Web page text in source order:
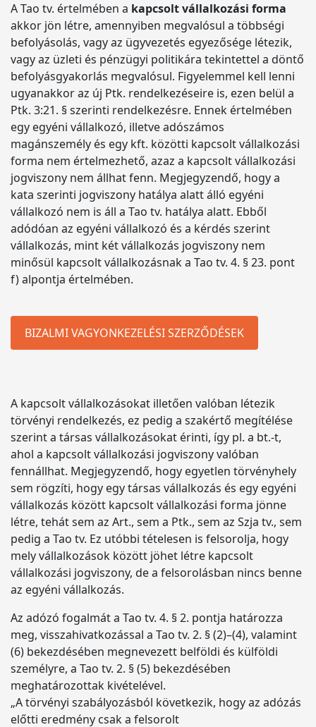
A Tao tv. értelmében a kapcsolt vállalkozási forma
akkor jön létre, amennyiben megvalósul a többségi
befolyásolás, vagy az ügyvezetés egyezősége létezik,
vagy az üzleti és pénzügyi politikára tekintettel a döntő
befolyásgyakorlás megvalósul. Figyelemmel kell lenni
ugyanakkor az új Ptk. rendelkezéseire is, ezen belül a
Ptk. 3:21. § szerinti rendelkezésre. Ennek értelmében
egy egyéni vállalkozó, illetve adószámos
magánszemély és egy kft. közötti kapcsolt vállalkozási
forma nem értelmezhető, azaz a kapcsolt vállalkozási
jogviszony nem állhat fenn. Megjegyzendő, hogy a
kata szerinti jogviszony hatálya alatt álló egyéni
vállalkozó nem is áll a Tao tv. hatálya alatt. Ebből
adódóan az egyéni vállalkozó és a kérdés szerint
vállalkozás, mint két vállalkozás jogviszony nem
minősül kapcsolt vállalkozásnak a Tao tv. 4. § 23. pont
f) alpontja értelmében.
BIZALMI VAGYONKEZELÉSI SZERZŐDÉSEK
A kapcsolt vállalkozásokat illetően valóban létezik
törvényi rendelkezés, ez pedig a szakértő megítélése
szerint a társas vállalkozásokat érinti, így pl. a bt.-t,
ahol a kapcsolt vállalkozási jogviszony valóban
fennállhat. Megjegyzendő, hogy egyetlen törvényhely
sem rögzíti, hogy egy társas vállalkozás és egy egyéni
vállalkozás között kapcsolt vállalkozási forma jönne
létre, tehát sem az Art., sem a Ptk., sem az Szja tv., sem
pedig a Tao tv. Ez utóbbi tételesen is felsorolja, hogy
mely vállalkozások között jöhet létre kapcsolt
vállalkozási jogviszony, de a felsorolásban nincs benne
az egyéni vállalkozás.
Az adózó fogalmát a Tao tv. 4. § 2. pontja határozza
meg, visszahivatkozással a Tao tv. 2. § (2)–(4), valamint
(6) bekezdésében megnevezett belföldi és külföldi
személyre, a Tao tv. 2. § (5) bekezdésében
meghatározottak kivételével.
„A törvényi szabályozásból következik, hogy az adózás
előtti eredmény csak a felsorolt